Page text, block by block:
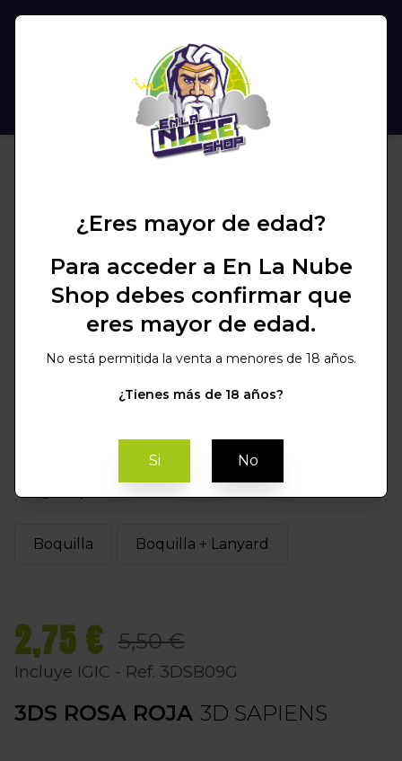
Elegir Opción
Boquilla Boquilla + Lanyard
2,75 € 5,50 €
Incluye IGIC - Ref. 3DSB09G
3DS ROSA ROJA 3D SAPIENS
¿Eres mayor de edad?
Para acceder a En La Nube
Shop debes confirmar que
eres mayor de edad.
No está permitida la venta a menores de 18 años.
¿Tienes más de 18 años?
Si No